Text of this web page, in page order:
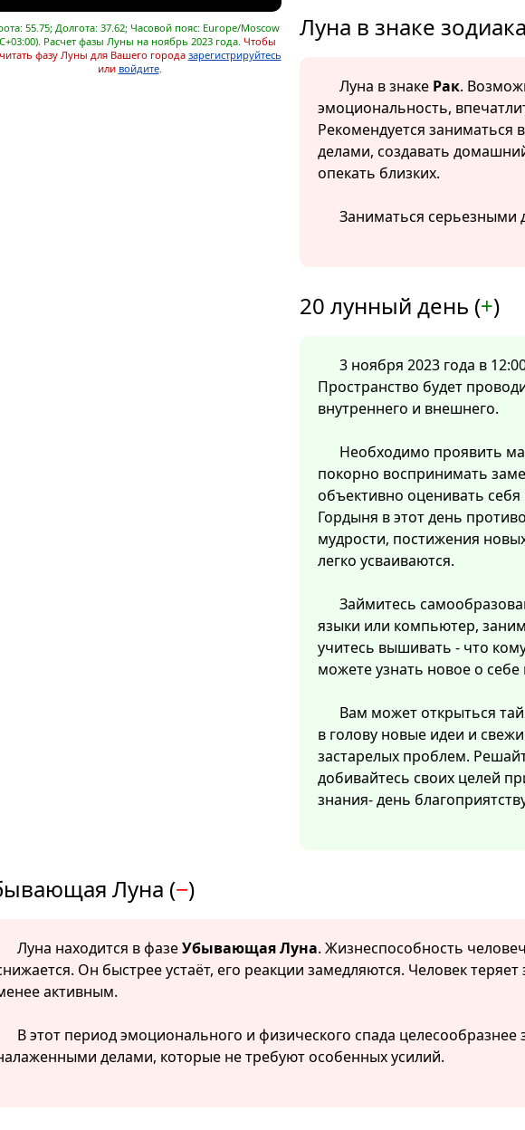
55.75; Долгота: 37.62; Часовой пояс: Europe/Moscow
Расчет фазы Луны на ноябрь 2023 года. Чтобы
фазу Луны для Вашего города зарегистрируйтесь
или войдите.
Луна в знаке
Луна в знаке Рак.
эмоциональность,
Рекомендуется
делами, создавать
опекать близких.
Заниматься серьезными
20 лунный день (+)
3 ноября 2023 года в
Пространство будет
внутреннего и внешнего.
Необходимо проявить
покорно воспринимать
объективно оценивать
Гордыня в этот день
мудрости, постижения
легко усваиваются.
Займитесь
языки или компьютер,
учитесь вышивать - что
можете узнать новое о
Вам может открыться
в голову новые идеи и
застарелых проблем.
добивайтесь своих целей
знания- день
Луна (−)
Луна находится в фазеУбывающая Луна. Жизнеспособность
Он быстрее устаёт, его реакции замедляются. Человек
активным.
В этот период эмоционального и физического спада целесообразнее
делами, которые не требуют особенных усилий.